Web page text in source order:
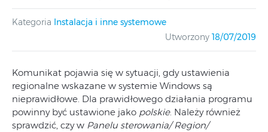
Kategoria Instalacja i inne systemowe
Utworzony 18/07/2019
Komunikat pojawia się w sytuacji, gdy ustawienia
regionalne wskazane w systemie Windows są
nieprawidłowe. Dla prawidłowego działania programu
powinny być ustawione jako polskie. Należy również
sprawdzić, czy w Panelu sterowania/ Region/